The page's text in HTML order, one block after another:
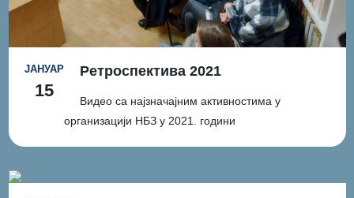
ЈАНУАР
15
Ретроспектива 2021
Видео са најзначајним активностима у
организацији НБЗ у 2021. години